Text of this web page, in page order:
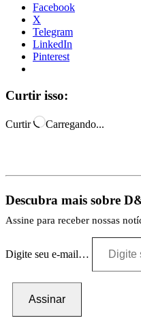
Facebook
X
Telegram
LinkedIn
Pinterest
Curtir isso:
Curtir Carregando...
Descubra mais sobre
Assine para receber nossas
Digite seu e-mail…
Assinar